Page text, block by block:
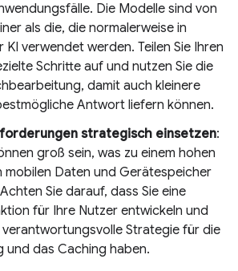
Die Modelle sind von
als die, die normalerweise in
KI verwendet werden. Teilen Sie Ihren
Schritte auf und nutzen Sie die
damit auch kleinere
Antwort liefern können.
strategisch einsetzen:
groß sein, was zu einem hohen
mobilen Daten und Gerätespeicher
Sie darauf, dass Sie eine
für Ihre Nutzer entwickeln und
verantwortungsvolle Strategie für die
und das Caching haben.